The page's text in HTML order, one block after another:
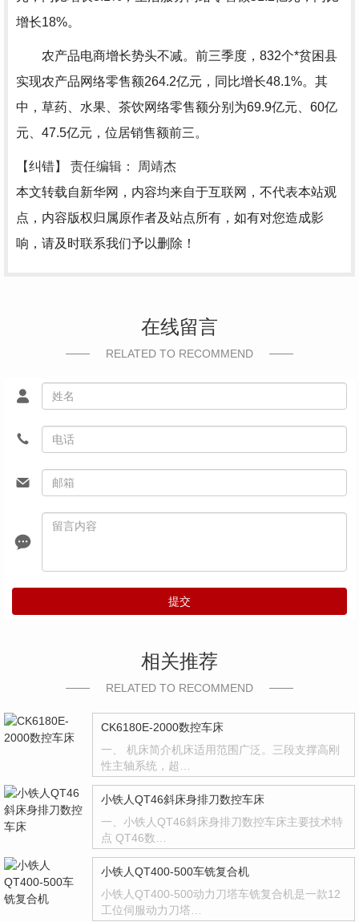
增长18%。
农产品电商增长势头不减。前三季度，832个*贫困县
实现农产品网络零售额264.2亿元，同比增长48.1%。其
中，草药、水果、茶饮网络零售额分别为69.9亿元、60亿
元、47.5亿元，位居销售额前三。
【纠错】 责任编辑： 周靖杰
本文转载自新华网，内容均来自于互联网，不代表本站观
点，内容版权归属原作者及站点所有，如有对您造成影
响，请及时联系我们予以删除！
在线留言
RELATED TO RECOMMEND
提交
相关推荐
RELATED TO RECOMMEND
CK6180E-2000数控车床
一、 机床简介机床适用范围广泛。三段支撑高刚
性主轴系统，超…
小铁人QT46斜床身排刀数控车床
一、小铁人QT46斜床身排刀数控车床主要技术特
点 QT46数…
小铁人QT400-500车铣复合机
小铁人QT400-500动力刀塔车铣复合机是一款12
工位伺服动力刀塔…